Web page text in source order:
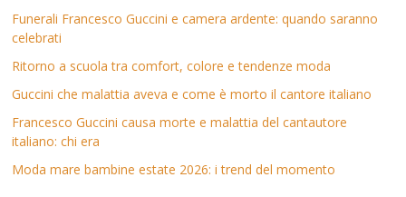
Funerali Francesco Guccini e camera ardente: quando saranno
celebrati
Ritorno a scuola tra comfort, colore e tendenze moda
Guccini che malattia aveva e come è morto il cantore italiano
Francesco Guccini causa morte e malattia del cantautore
italiano: chi era
Moda mare bambine estate 2026: i trend del momento